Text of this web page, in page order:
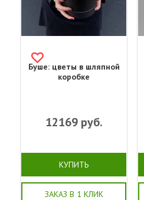
Буше: цветы в шляпной
коробке
12169руб.
КУПИТЬ
ЗАКАЗ В 1 КЛИК